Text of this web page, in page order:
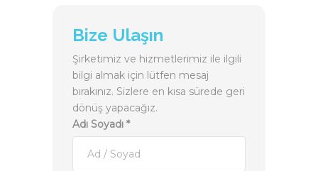
Bize Ulaşın
Şirketimiz ve hizmetlerimiz ile ilgili
bilgi almak için lütfen mesaj
bırakınız. Sizlere en kısa sürede geri
dönüş yapacağız.
Adı Soyadı *